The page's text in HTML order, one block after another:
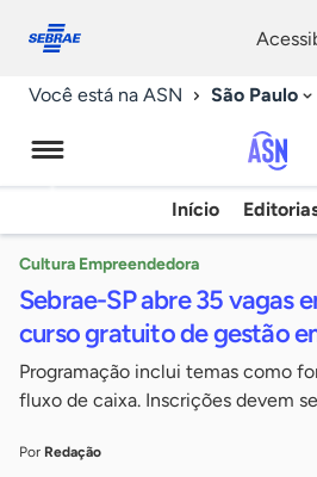
conosco
Você está na ASN São Paulo
Início
Cultura Empreendedora
Sebrae-SP abre 35 vagas
curso gratuito de gestão
Programação inclui temas como
fluxo de caixa. Inscrições devem
Por Redação